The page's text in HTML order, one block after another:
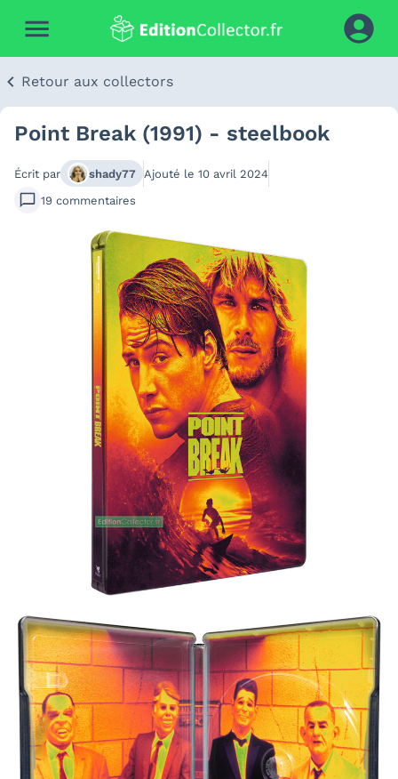
Retour aux collectors
Point Break (1991) - steelbook
Écrit par shady77 Ajouté le 10 avril 2024
19 commentaires